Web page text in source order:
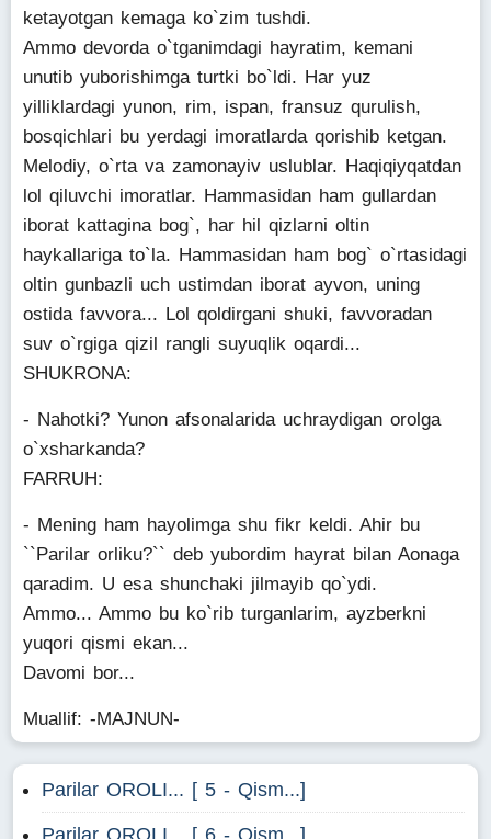
ketayotgan kemaga ko`zim tushdi.
Ammo devorda o`tganimdagi hayratim, kemani
unutib yuborishimga turtki bo`ldi. Har yuz
yilliklardagi yunon, rim, ispan, fransuz qurulish,
bosqichlari bu yerdagi imoratlarda qorishib ketgan.
Melodiy, o`rta va zamonayiv uslublar. Haqiqiyqatdan
lol qiluvchi imoratlar. Hammasidan ham gullardan
iborat kattagina bog`, har hil qizlarni oltin
haykallariga to`la. Hammasidan ham bog` o`rtasidagi
oltin gunbazli uch ustimdan iborat ayvon, uning
ostida favvora... Lol qoldirgani shuki, favvoradan
suv o`rgiga qizil rangli suyuqlik oqardi...
SHUKRONA:
- Nahotki? Yunon afsonalarida uchraydigan orolga
o`xsharkanda?
FARRUH:
- Mening ham hayolimga shu fikr keldi. Ahir bu
``Parilar orliku?`` deb yubordim hayrat bilan Aonaga
qaradim. U esa shunchaki jilmayib qo`ydi.
Ammo... Ammo bu ko`rib turganlarim, ayzberkni
yuqori qismi ekan...
Davomi bor...
Muallif: -MAJNUN-
Parilar OROLI... [ 5 - Qism...]
Parilar OROLI... [ 6 - Qism...]